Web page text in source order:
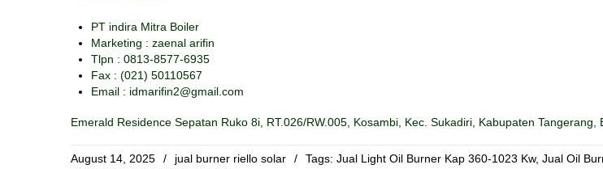
PT indira Mitra Boiler
Marketing : zaenal arifin
Tlpn : 0813-8577-6935
Fax : (021) 50110567
Email : idmarifin2@gmail.com
Emerald Residence Sepatan Ruko 8i, RT.026/RW.005, Kosambi, Kec. Sukadiri, Kabupaten Tangerang,
August 14, 2025 / jual burner riello solar / Tags: Jual Light Oil Burner Kap 360-1023 Kw, Jual Oil